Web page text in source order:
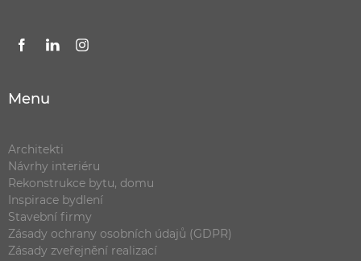
Menu
Architekti
Návrhy interiéru
Rekonstrukce bytu, domu
Inspirace bydlení
Stavební firmy
Zásady ochrany osobních údajů (GDPR)
Zásady zveřejnění realizací